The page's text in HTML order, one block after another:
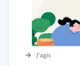
J’agis